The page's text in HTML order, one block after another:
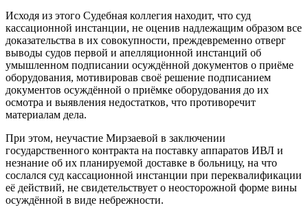
Исходя из этого Судебная коллегия находит, что суд
кассационной инстанции, не оценив надлежащим образом все
доказательства в их совокупности, преждевременно отверг
выводы судов первой и апелляционной инстанций об
умышленном подписании осуждённой документов о приёме
оборудования, мотивировав своё решение подписанием
документов осуждённой о приёмке оборудования до их
осмотра и выявления недостатков, что противоречит
материалам дела.
При этом, неучастие Мирзаевой в заключении
государственного контракта на поставку аппаратов ИВЛ и
незнание об их планируемой доставке в больницу, на что
сослался суд кассационной инстанции при переквалификации
её действий, не свидетельствует о неосторожной форме вины
осуждённой в виде небрежности.